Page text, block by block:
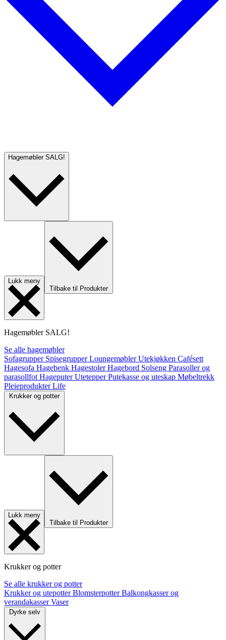
Hagemøbler SALG!
Lukk meny
Tilbake til Produkter
Hagemøbler SALG!
Se alle hagemøbler
Sofagrupper SpisegrupperLoungemøblerUtekjøkken Cafésett
Hagesofa Hagebenk HagestolerHagebord Solseng Parasoller og
parasollfot HageputerUtetepperPutekasse og uteskap Møbeltrekk
PleieprodukterLife
Krukker og potter
Lukk meny
Tilbake til Produkter
Krukker og potter
Se alle krukker og potter
Krukker og utepotterBlomsterpotterBalkongkasser og
verandakasserVaser